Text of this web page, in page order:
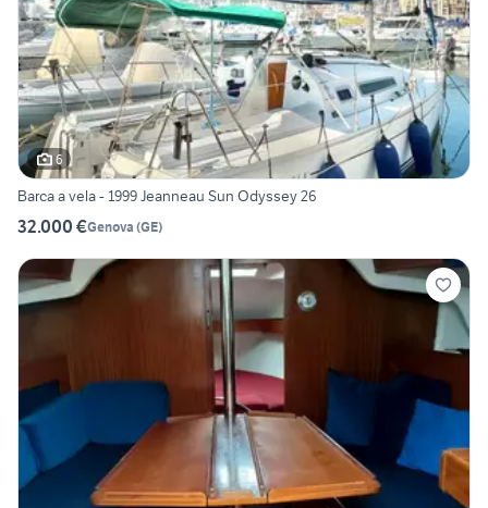
6
Barca a vela - 1999 Jeanneau Sun Odyssey 26
32.000 €Genova (GE)